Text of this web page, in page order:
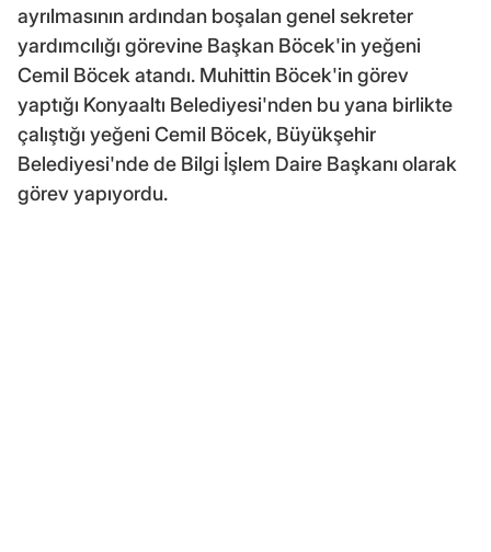
ayrılmasının ardından boşalan genel sekreter
yardımcılığı görevine Başkan Böcek'in yeğeni
Cemil Böcek atandı. Muhittin Böcek'in görev
yaptığı Konyaaltı Belediyesi'nden bu yana birlikte
çalıştığı yeğeni Cemil Böcek, Büyükşehir
Belediyesi'nde de Bilgi İşlem Daire Başkanı olarak
görev yapıyordu.